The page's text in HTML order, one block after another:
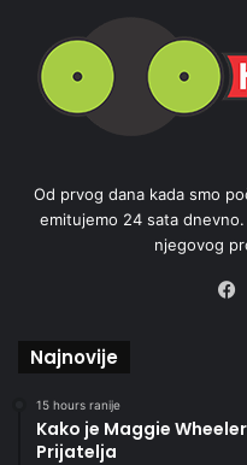
Od prvog dana kada smo
emitujemo 24 sata
njegovog
Najnovije
15 hours ranije
Kako je Maggie
Prijatelja